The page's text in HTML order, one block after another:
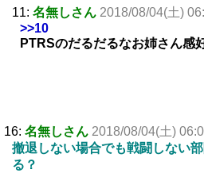
11: 名無しさん 2018/08/04(土)
>>10
PTRSのだるだるなお姉さん感
16: 名無しさん 2018/08/04(土)
撤退しない場合でも戦闘しない
る？